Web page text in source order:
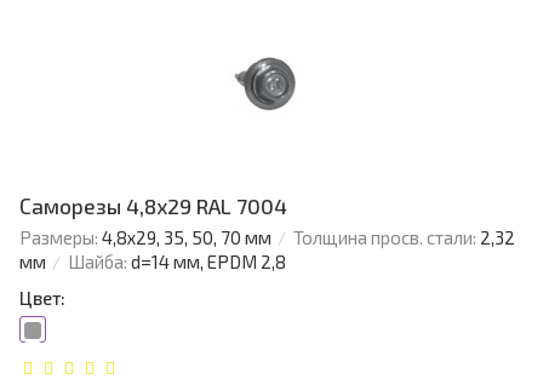
Саморезы 4,8х29 RAL 7004
Размеры: 4,8х29, 35, 50, 70 мм Толщина просв. стали: 2,32
мм
Шайба: d=14 мм, EPDM 2,8
Цвет: